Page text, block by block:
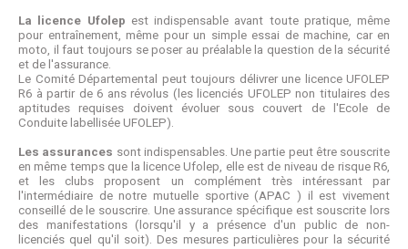
La licence Ufolep est indispensable avant toute pratique, même
pour entraînement, même pour un simple essai de machine, car en
moto, il faut toujours se poser au préalable la question de la sécurité
et de l'assurance.
Le Comité Départemental peut toujours délivrer une licence UFOLEP
R6 à partir de 6 ans révolus (les licenciés UFOLEP non titulaires des
aptitudes requises doivent évoluer sous couvert de l'Ecole de
Conduite labellisée UFOLEP).
Les assurances sont indispensables. Une partie peut être souscrite
en même temps que la licence Ufolep, elle est de niveau de risque R6,
et les clubs proposent un complément très intéressant par
l'intermédiaire de notre mutuelle sportive (APAC ) il est vivement
conseillé de le souscrire. Une assurance spécifique est souscrite lors
des manifestations (lorsqu'il y a présence d'un public de non-
licenciés quel qu'il soit). Des mesures particulières pour la sécurité